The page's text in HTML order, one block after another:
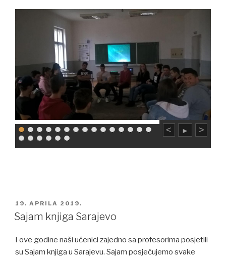
< ► >
POSTED
ON
19. APRILA 2019.
Sajam knjiga Sarajevo
I ove godine naši učenici zajedno sa profesorima posjetili
su Sajam knjiga u Sarajevu. Sajam posjećujemo svake